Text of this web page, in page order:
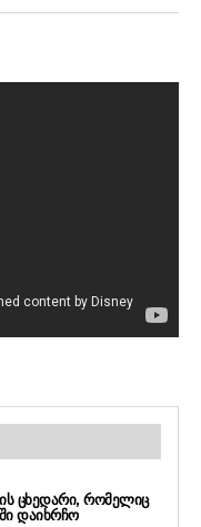
ᲪᲮᲔᲓᲐᲠᲘ, ᲠᲝᲛᲔᲚᲘᲪ
ᲓᲐᲘᲮᲠᲩᲝ